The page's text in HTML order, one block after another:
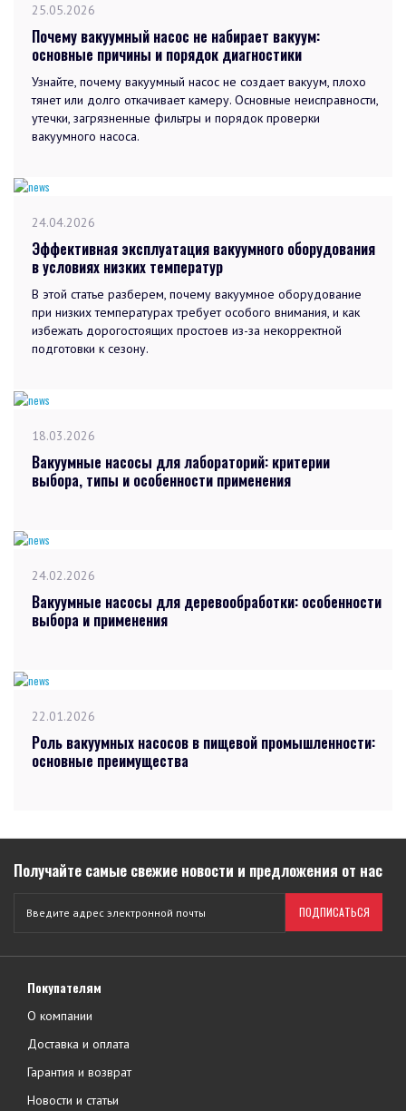
25.05.2026
Почему вакуумный насос не набирает вакуум:
основные причины и порядок диагностики
Узнайте, почему вакуумный насос не создает вакуум, плохо
тянет или долго откачивает камеру. Основные неисправности,
утечки, загрязненные фильтры и порядок проверки
вакуумного насоса.
24.04.2026
Эффективная эксплуатация вакуумного оборудования
в условиях низких температур
В этой статье разберем, почему вакуумное оборудование
при низких температурах требует особого внимания, и как
избежать дорогостоящих простоев из-за некорректной
подготовки к сезону.
18.03.2026
Вакуумные насосы для лабораторий: критерии
выбора, типы и особенности применения
24.02.2026
Вакуумные насосы для деревообработки: особенности
выбора и применения
22.01.2026
Роль вакуумных насосов в пищевой промышленности:
основные преимущества
Получайте самые свежие новости и предложения от нас
ПОДПИСАТЬСЯ
Покупателям
О компании
Доставка и оплата
Гарантия и возврат
Новости и статьи